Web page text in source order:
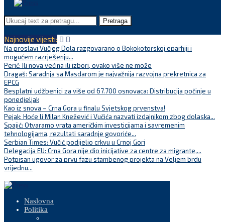
Pretraga
Najnovije vijesti:
Na proslavi Vučjeg Dola razgovarano o Bokokotorskoj eparhiji i
mogućem razrješenju...
Perić: Ili nova većina ili izbori, ovako više ne može
Dragaš: Saradnja sa Masdarom je najvažnija razvojna prekretnica za
EPCG
Besplatni udžbenici za više od 67.700 osnovaca: Distribucija počinje u
ponedjeljak
Kao iz snova – Crna Gora u finalu Svjetskog prvenstva!
Pejak: Hoće li Milan Knežević i Vučića nazvati izdajnikom zbog dolaska...
Spajić: Otvaramo vrata američkim investicijama i savremenim
tehnologijama, rezultati saradnje govoriće...
Serbian Times: Vučić podijelio crkvu u Crnoj Gori
Delegacija EU: Crna Gora nije dio inicijative za centre za migrante,...
Potpisan ugovor za prvu fazu stambenog projekta na Veljem brdu
vrijednu...
Naslovna
Politika